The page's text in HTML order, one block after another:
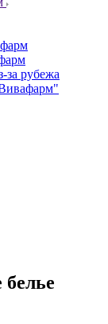
за рубежа